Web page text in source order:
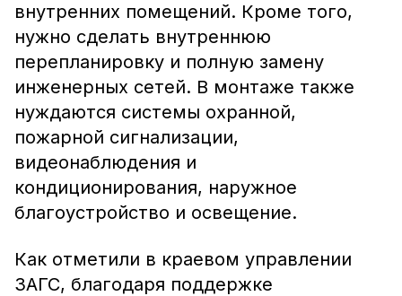
внутренних помещений. Кроме того,
нужно сделать внутреннюю
перепланировку и полную замену
инженерных сетей. В монтаже также
нуждаются системы охранной,
пожарной сигнализации,
видеонаблюдения и
кондиционирования, наружное
благоустройство и освещение.
Как отметили в краевом управлении
ЗАГС, благодаря поддержке